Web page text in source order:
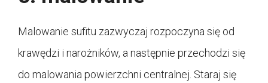
Malowanie sufitu zazwyczaj rozpoczyna się od
krawędzi i narożników, a następnie przechodzi się
do malowania powierzchni centralnej. Staraj się